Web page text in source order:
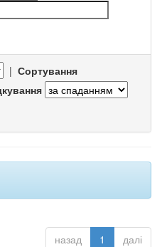
| Сортування
назад 1 далі